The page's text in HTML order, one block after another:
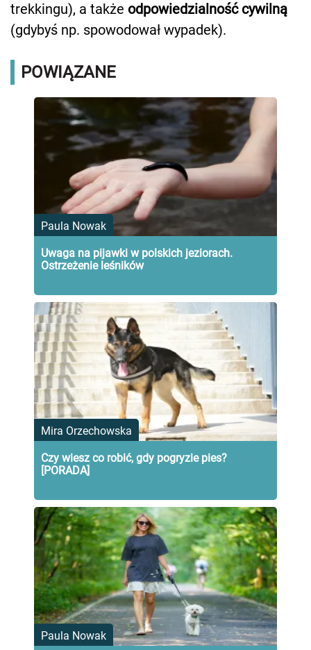
trekkingu), a także odpowiedzialność cywilną
(gdybyś np. spowodował wypadek).
POWIĄZANE
Paula Nowak
Uwaga na pijawki w polskich jeziorach.
Ostrzeżenie leśników
Mira Orzechowska
Czy wiesz co robić, gdy pogryzie pies?
[PORADA]
Paula Nowak